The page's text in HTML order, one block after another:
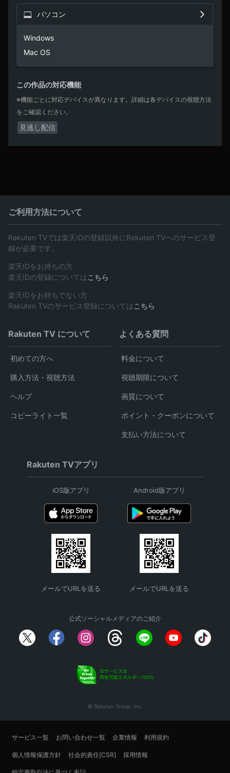
パソコン
Windows
Mac OS
この作品の対応機能
※機能ごとに対応デバイスが異なります。詳細は各デバイスの視聴方法
をご確認ください。
見逃し配信
ご利用方法について
Rakuten TVでは楽天IDの登録以外にRakuten TVへのサービス登
録が必要です。
楽天IDをお持ちの方
楽天IDの登録については こちら
楽天IDをお持ちでない方
Rakuten TVのサービス登録については こちら
Rakuten TV について
初めての方へ
購入方法・視聴方法
ヘルプ
コピーライト一覧
よくある質問
料金について
視聴期限について
画質について
ポイント・クーポンについて
支払い方法について
Rakuten TVアプリ
iOS版アプリ
メールでURLを送る
Android版アプリ
メールでURLを送る
公式ソーシャルメディアのご紹介
© Rakuten Group, Inc.
サービス一覧 お問い合わせ一覧 企業情報 利用規約
個人情報保護方針 社会的責任[CSR] 採用情報